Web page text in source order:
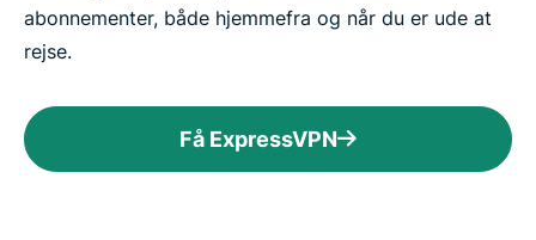
abonnementer, både hjemmefra og når du er ude at
rejse.
Få ExpressVPN